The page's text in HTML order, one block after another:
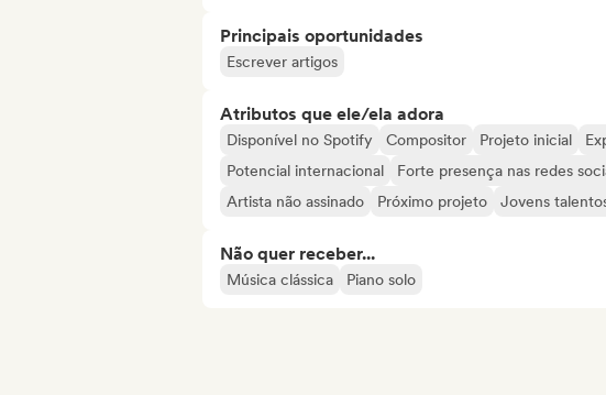
Principais oportunidades
Escrever artigos
Atributos que ele/ela adora
Disponível no Spotify Compositor Projeto inicial
Potencial internacional
Forte presença nas redes
Artista não assinado
Próximo projeto Jovens
Não quer receber...
Música clássica Piano solo